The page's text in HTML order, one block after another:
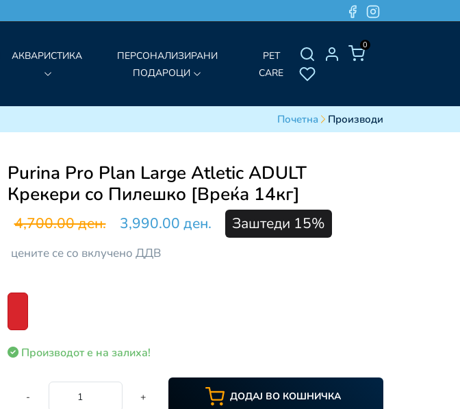
0
АКВАРИСТИКА
ПЕРСОНАЛИЗИРАНИ
ПОДАРОЦИ
PET
CARE
Почетна Производи
Purina Pro Plan Large Atletic ADULT
Крекери со Пилешко [Вреќа 14кг]
4,700.00 ден. 3,990.00 ден. Заштеди 15%
цените се со вклучено ДДВ
Производот е на залиха!
- + ДОДАЈ ВО КОШНИЧКА